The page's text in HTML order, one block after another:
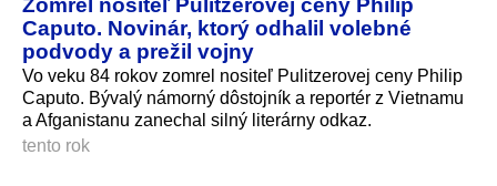
Caputo. Novinár, ktorý odhalil volebné
podvody a prežil vojny
Vo veku 84 rokov zomrel nositeľ Pulitzerovej ceny Philip
Caputo. Bývalý námorný dôstojník a reportér z Vietnamu
a Afganistanu zanechal silný literárny odkaz.
tento rok